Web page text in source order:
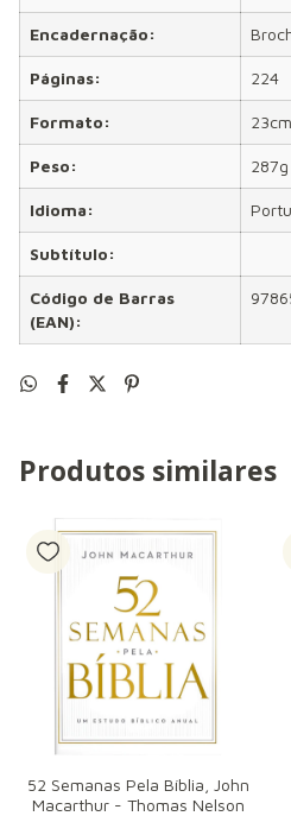
Encadernação:
Páginas: 224
Formato:
Peso: 287g
Idioma:
Subtítulo:
Código de Barras
(EAN):
Produtos similares
52 Semanas Pela Bíblia, John
Macarthur - Thomas Nelson